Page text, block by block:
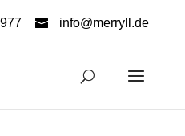
info@merryll.de